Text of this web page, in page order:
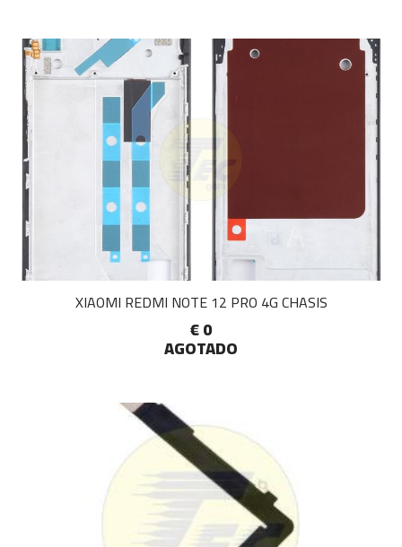
XIAOMI REDMI NOTE 12 PRO 4G CHASIS
€ 0
AGOTADO